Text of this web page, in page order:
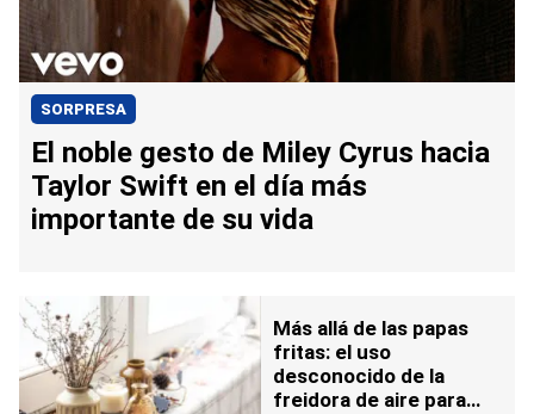
SORPRESA
El noble gesto de Miley Cyrus hacia
Taylor Swift en el día más
importante de su vida
Más allá de las papas
fritas: el uso
desconocido de la
freidora de aire para